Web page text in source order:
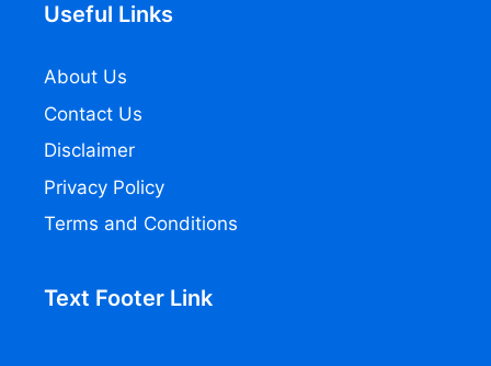
Useful Links
About Us
Contact Us
Disclaimer
Privacy Policy
Terms and Conditions
Text Footer Link